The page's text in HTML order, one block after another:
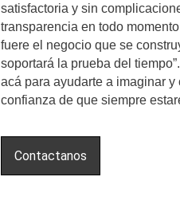
satisfactoria y sin
transparencia en todo
fuere el negocio que se
soportará la prueba del
acá para ayudarte a imaginar
confianza de que siempre
Contactanos